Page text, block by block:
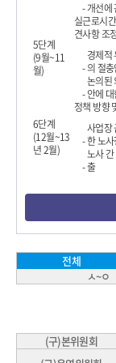
-개선에
5단계
(9월~11
월)
실근로시
견사항 조
-
경제적
의 절
-
논의된
안에
6단계
(12월~13
년 2월)
정책 방향
-
사업장
한 노
-
노사
출
전체
ㅅ~ㅇ
(구)본위원회